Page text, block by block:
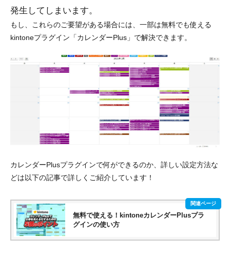
発生してしまいます。
もし、これらのご要望がある場合には、一部は無料でも使える
kintoneプラグイン 「カレンダーPlus」 で解決できます。
カレンダーPlusプラグインで何ができるのか、詳しい設定方法な
どは以下の記事で詳しくご紹介しています！
無料で使える！kintoneカレンダーPlusプラ
グインの使い方